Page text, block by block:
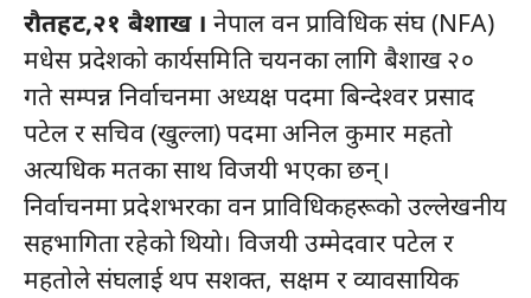
रौतहट,२१ बैशाख । नेपाल वन प्राविधिक संघ (NFA)
मधेस प्रदेशको कार्यसमिति चयनका लागि बैशाख २०
गते सम्पन्न निर्वाचनमा अध्यक्ष पदमा बिन्देश्वर प्रसाद
पटेल र सचिव (खुल्ला) पदमा अनिल कुमार महतो
अत्यधिक मतका साथ विजयी भएका छन्।
निर्वाचनमा प्रदेशभरका वन प्राविधिकहरूको उल्लेखनीय
सहभागिता रहेको थियो। विजयी उम्मेदवार पटेल र
महतोले संघलाई थप सशक्त, सक्षम र व्यावसायिक